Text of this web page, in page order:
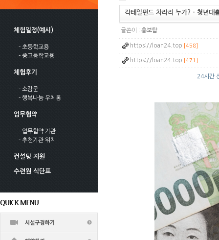
체험일정(예시)
- 초등학교용
- 중고등학교용
체험후기
- 소감문
- 행복나눔 우체통
업무협약
- 업무협약 기관
- 추천기관 위치
컨설팅 지원
수련원 식단표
칵테일펀드 차라리 누가? - 청년대
글쓴이 : 홍보탑
https://loan24.top [458]
https://loan24.top [471]
24시간